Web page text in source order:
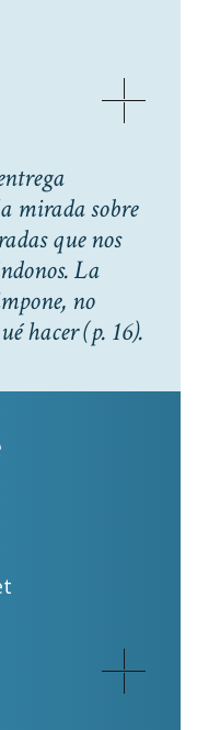
mirada sobre
que nos
La
no
hacer(p. 16).